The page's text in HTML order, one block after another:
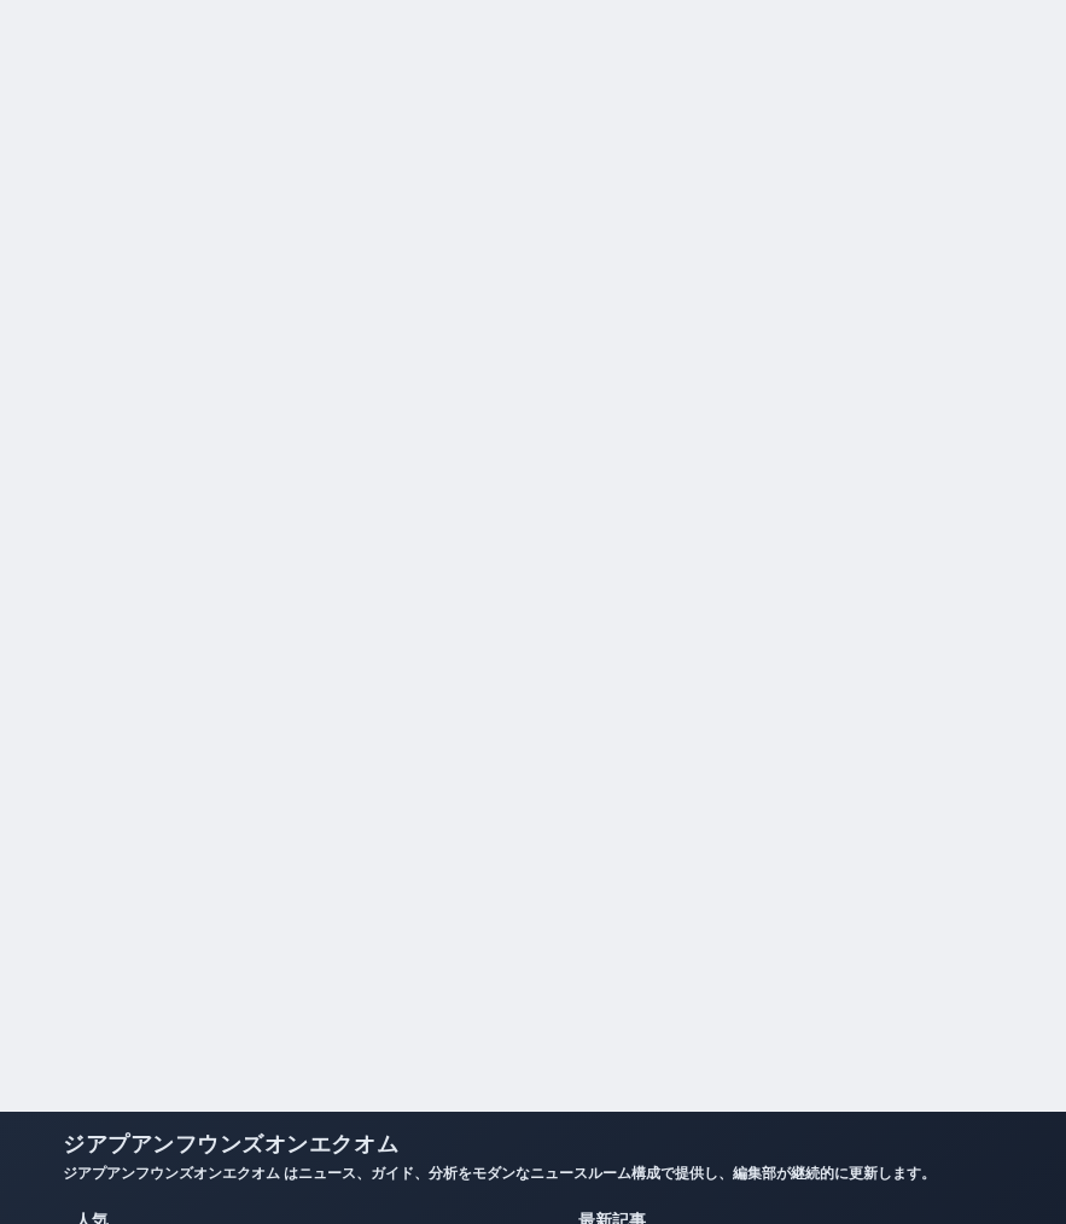
ジアプアンフウンズオンエクオム
ジアプアンフウンズオンエクオム はニュース、ガイド、分析をモダンなニュースルーム構成で提供し、編集部が継続的に更新します。